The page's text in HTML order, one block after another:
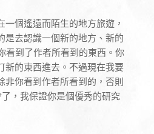
個遙遠而陌生的地方旅遊，
是去認識一個新的地方、新的
看到了作者所看到的東西。你
新的東西進去。不過現在我要
你看到作者所看到的，否則
，我保證你是個優秀的研究